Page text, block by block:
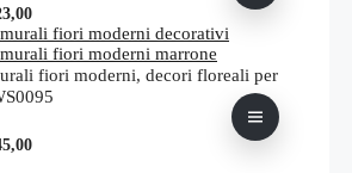
del
prodotto
possono
essere
scelte
nella
pagina
prodotto
Fascia
di
prezzo:
da
€20,00
a
Questo
prodotto
ha
più
varianti.
possono
fiori moderni, decori floreali per
Fascia
Questo